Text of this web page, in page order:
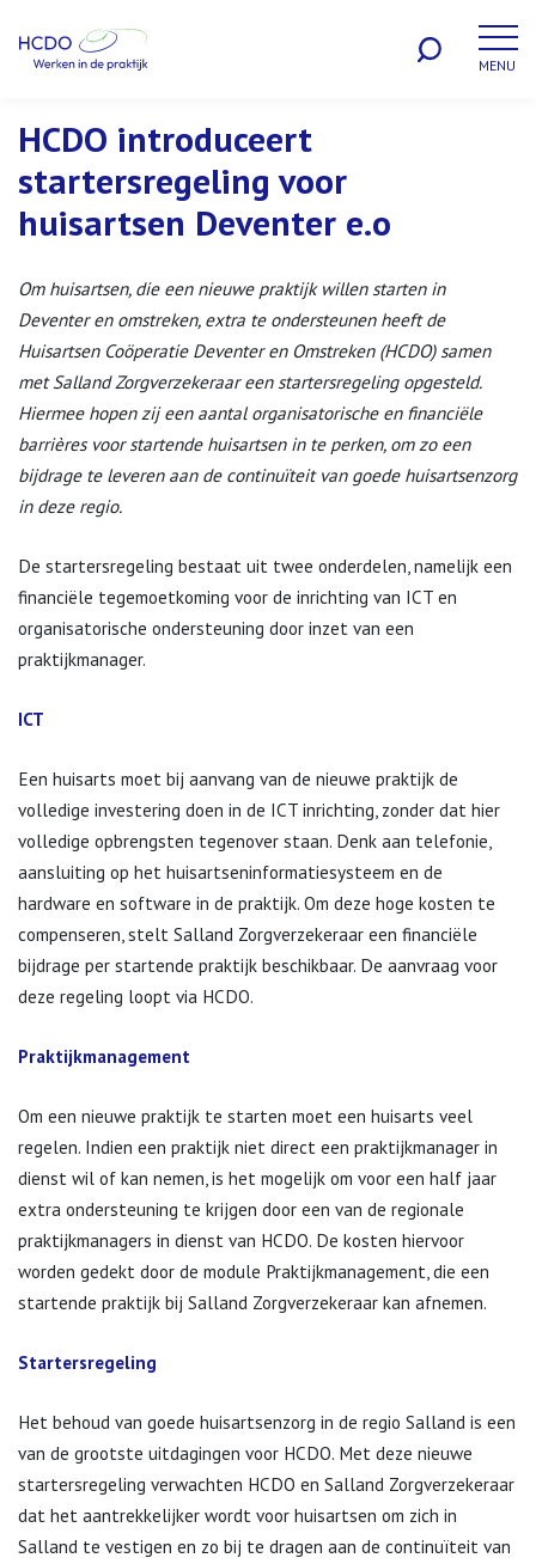
MENU
HCDO introduceert
startersregeling voor
huisartsen Deventer e.o
Om huisartsen, die een nieuwe praktijk willen starten in
Deventer en omstreken, extra te ondersteunen heeft de
Huisartsen Coöperatie Deventer en Omstreken (HCDO) samen
met Salland Zorgverzekeraar een startersregeling opgesteld.
Hiermee hopen zij een aantal organisatorische en financiële
barrières voor startende huisartsen in te perken, om zo een
bijdrage te leveren aan de continuïteit van goede huisartsenzorg
in deze regio.
De startersregeling bestaat uit twee onderdelen, namelijk een
financiële tegemoetkoming voor de inrichting van ICT en
organisatorische ondersteuning door inzet van een
praktijkmanager.
ICT
Een huisarts moet bij aanvang van de nieuwe praktijk de
volledige investering doen in de ICT inrichting, zonder dat hier
volledige opbrengsten tegenover staan. Denk aan telefonie,
aansluiting op het huisartseninformatiesysteem en de
hardware en software in de praktijk. Om deze hoge kosten te
compenseren, stelt Salland Zorgverzekeraar een financiële
bijdrage per startende praktijk beschikbaar. De aanvraag voor
deze regeling loopt via HCDO.
Praktijkmanagement
Om een nieuwe praktijk te starten moet een huisarts veel
regelen. Indien een praktijk niet direct een praktijkmanager in
dienst wil of kan nemen, is het mogelijk om voor een half jaar
extra ondersteuning te krijgen door een van de regionale
praktijkmanagers in dienst van HCDO. De kosten hiervoor
worden gedekt door de module Praktijkmanagement, die een
startende praktijk bij Salland Zorgverzekeraar kan afnemen.
Startersregeling
Het behoud van goede huisartsenzorg in de regio Salland is een
van de grootste uitdagingen voor HCDO. Met deze nieuwe
startersregeling verwachten HCDO en Salland Zorgverzekeraar
dat het aantrekkelijker wordt voor huisartsen om zich in
Salland te vestigen en zo bij te dragen aan de continuïteit van